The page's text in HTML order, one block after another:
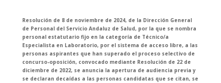
Resolución de 8 de noviembre de 2024, de la Dirección General
de Personal del Servicio Andaluz de Salud, por la que se nombra
personal estatutario fijo en la categoría de Técnico/a
Especialista en Laboratorio, por el sistema de acceso libre, a las
personas aspirantes que han superado el proceso selectivo de
concurso-oposición, convocado mediante Resolución de 22 de
diciembre de 2022, se anuncia la apertura de audiencia previa y
se declaran decaídas a las personas candidatas que se citan, se